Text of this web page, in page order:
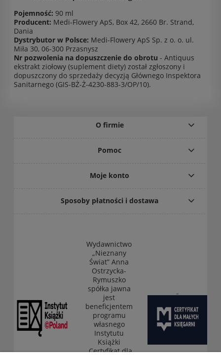
Pojemność: 90 ml
Producent: Medi-Flowery ApS, Box 42, 2660 Br. Strand,
Dania
Dystrybutor w Polsce: Medi-Flowery ApS Sp. z o. o. ul.
Miła 30, 06-300 Przasnysz
Nr pozwolenia na dopuszczenie do obrotu - Antiquus
ekstrakt ziołowy (suplement diety) został zgłoszony i
dopuszczony do sprzedaży decyzją Głównego Inspektora
Sanitarnego (GIS-BŻ-Ż-4230-883-3/OP/10).
O firmie
Pomoc
Moje konto
Sposoby płatności i dostawa
Wydawnictwo
„Nieznany
Świat” Anna
Ostrzycka-
Rymuszko
spółka jawna
jest
beneficjentem
programu
własnego
Instytutu
Książki
„Certyfikat dla